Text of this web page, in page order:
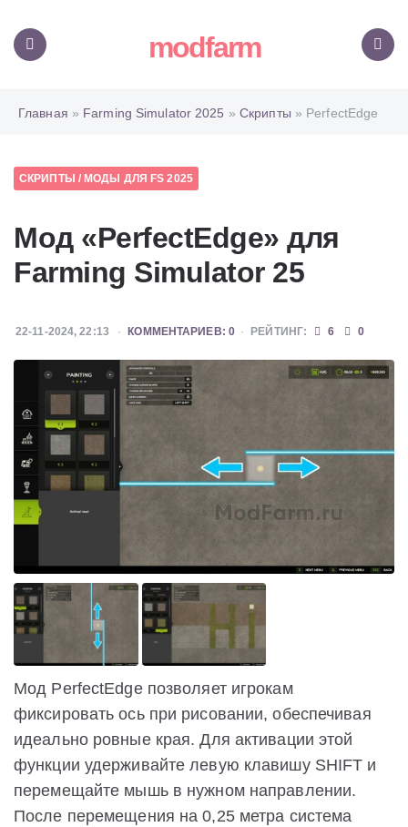
modfarm
Главная » Farming Simulator 2025 » Скрипты » PerfectEdge
СКРИПТЫ / МОДЫ ДЛЯ FS 2025
Мод «PerfectEdge» для
Farming Simulator 25
22-11-2024, 22:13 КОММЕНТАРИЕВ: 0 РЕЙТИНГ: 6 0
Мод PerfectEdge позволяет игрокам
фиксировать ось при рисовании, обеспечивая
идеально ровные края. Для активации этой
функции удерживайте левую клавишу SHIFT и
перемещайте мышь в нужном направлении.
После перемещения на 0,25 метра система